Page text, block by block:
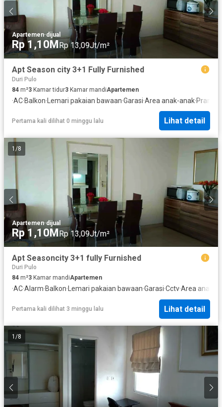
Apartemen·dijual
Rp 1,10MRp 13,09Jt/m²
Apt Season city 3+1 Fully Furnished
Duri Pulo
84 m²3 Kamar tidur3 Kamar mandiApartemen
·AC·Balkon· Lemari pakaian bawaan·Garasi·Area anak-anak·
Pertama kali dilihat 0 minggu lalu Lihat detail
1 /8
Apartemen·dijual
Rp 1,10MRp 13,09Jt/m²
Apt Seasoncity 3+1 fully Furnished
Duri Pulo
84 m²3 Kamar mandiApartemen
·AC·Alarm·Balkon·Lemari pakaian bawaan·Garasi·Cctv·Area anak-
Pertama kali dilihat 3 minggu lalu Lihat detail
1 /8